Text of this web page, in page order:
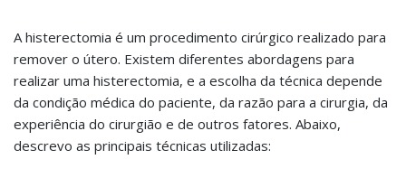
A histerectomia é um procedimento cirúrgico realizado para
remover o útero. Existem diferentes abordagens para
realizar uma histerectomia, e a escolha da técnica depende
da condição médica do paciente, da razão para a cirurgia, da
experiência do cirurgião e de outros fatores. Abaixo,
descrevo as principais técnicas utilizadas: